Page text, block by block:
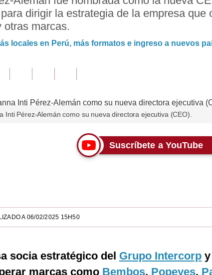
dirigir la estrategia de la empresa
otras marcas.
locales en Perú, más formatos e ingreso a nuevos
Inti Pérez-Alemán como su nueva directora ejecutiva (CEO).
Suscríbete a YouTube
A 06/02/2025 15H50
socia estratégico del Grupo Intercorp y
marcas como Bembos, Popeyes,